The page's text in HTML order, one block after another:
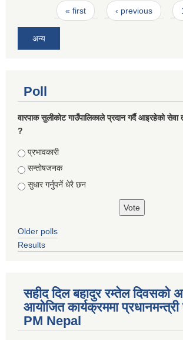
Pages« first ‹ previous
अन्य
Poll
वारपाक सुलीकोट गाउँपालिकाले प्रदान गर्दै आइरहेको सेवा
?
Choices
प्रभावकारी
सन्तोषजनक
सुधार गर्नुपर्ने धेरै छन
Older polls
Results
सहीद दिल बहादुर रम्तेल दिवसको
आयोजित कार्यक्रममा
PM Nepal